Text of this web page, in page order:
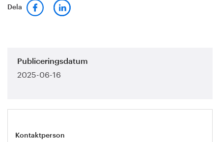
Dela
Publiceringsdatum
2025-06-16
Kontaktperson